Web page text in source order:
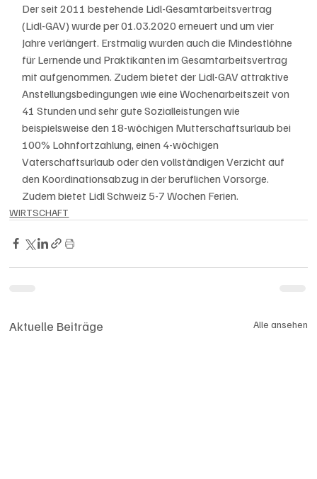
Der seit 2011 bestehende Lidl-Gesamtarbeitsvertrag
(Lidl-GAV) wurde per 01.03.2020 erneuert und um vier
Jahre verlängert. Erstmalig wurden auch die Mindestlöhne
für Lernende und Praktikanten im Gesamtarbeitsvertrag
mit aufgenommen. Zudem bietet der Lidl-GAV attraktive
Anstellungsbedingungen wie eine Wochenarbeitszeit von
41 Stunden und sehr gute Sozialleistungen wie
beispielsweise den 18-wöchigen Mutterschaftsurlaub bei
100% Lohnfortzahlung, einen 4-wöchigen
Vaterschaftsurlaub oder den vollständigen Verzicht auf
den Koordinationsabzug in der beruflichen Vorsorge.
Zudem bietet Lidl Schweiz 5-7 Wochen Ferien.
WIRTSCHAFT
Aktuelle Beiträge Alle ansehen